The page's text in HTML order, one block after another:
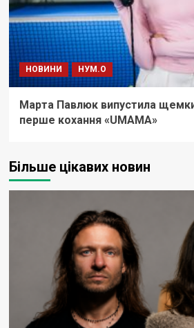
НОВИНИ НУМ.О
Марта Павлюк випустила
перше кохання «UМАМА»
Більше цікавих новин